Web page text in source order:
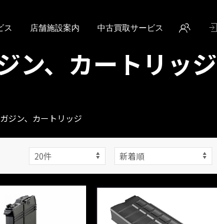
ス 店舗施設案内 中古買取サービス
ン、カートリッジ
ジン、カートリッジ